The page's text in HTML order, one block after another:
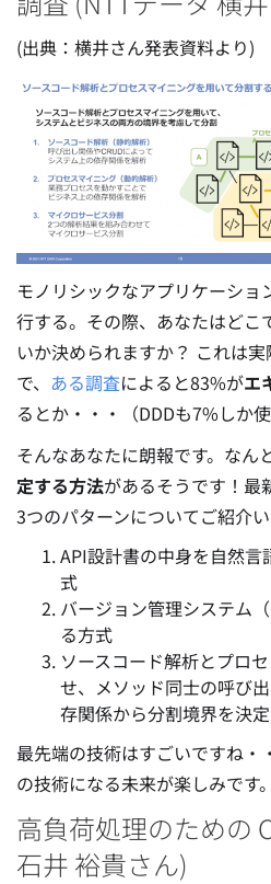
(出典：横井さん発表資料より)
モノリシックなアプリケーシ
行する。その際、あなたはどこ
いか決められますか？ これは
で、 ある調査によると83%がエ
るとか・・・（DDDも7%しか
そんなあなたに朗報です。なん
定する方法があるそうです！最
3つのパターンについてご紹介い
API設計書の中身を自然
式
バージョン管理システム
る方式
ソースコード解析とプロ
せ、メソッド同士の呼び
存関係から分割境界を決
最先端の技術はすごいですね・
の技術になる未来が楽しみです。
高負荷処理のための
石井 裕貴さん)